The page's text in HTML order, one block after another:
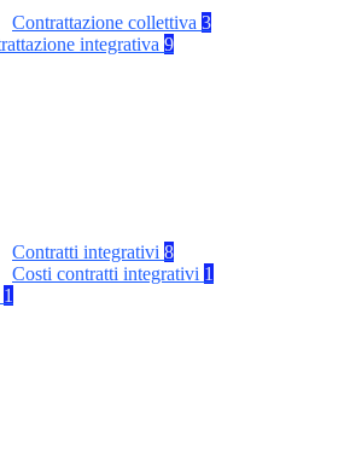
Contrattazione collettiva 3
integrativa 9
Contratti integrativi 8
Costi contratti integrativi 1
1